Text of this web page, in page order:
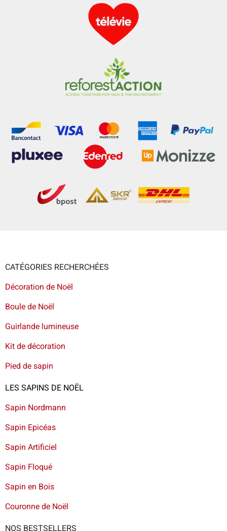
CATÉGORIES RECHERCHÉES
Décoration de Noël
Boule de Noël
Guirlande lumineuse
Kit de décoration
Pied de sapin
LES SAPINS DE NOËL
Sapin Nordmann
Sapin Epicéas
Sapin Artificiel
Sapin Floqué
Sapin en Bois
Couronne de Noël
NOS BESTSELLERS